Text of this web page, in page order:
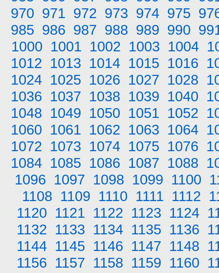
970 971 972 973 974 975
985 986 987 988 989 990
1000 1001 1002 1003 1004
1012 1013 1014 1015 1016
1024 1025 1026 1027 1028
1036 1037 1038 1039 1040
1048 1049 1050 1051 1052
1060 1061 1062 1063 1064
1072 1073 1074 1075 1076
1084 1085 1086 1087 1088
1096 1097 1098 1099 1100
1108 1109 1110 1111 1112
1120 1121 1122 1123 1124
1132 1133 1134 1135 1136
1144 1145 1146 1147 1148
1156 1157 1158 1159 1160